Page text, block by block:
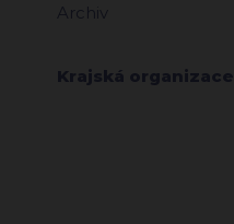
Archiv
Krajská organizace